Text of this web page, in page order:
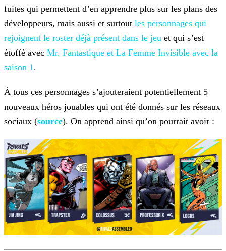
fuites qui permettent d’en apprendre plus sur les plans des
développeurs, mais aussi et surtout les personnages qui
rejoignent le roster déjà présent dans le jeu et qui s’est
étoffé avec Mr. Fantastique et La Femme Invisible avec la
saison 1.
À tous ces personnages s’ajouteraient potentiellement 5
nouveaux héros jouables qui ont été donnés sur les réseaux
sociaux (source). On apprend ainsi qu’on pourrait avoir :